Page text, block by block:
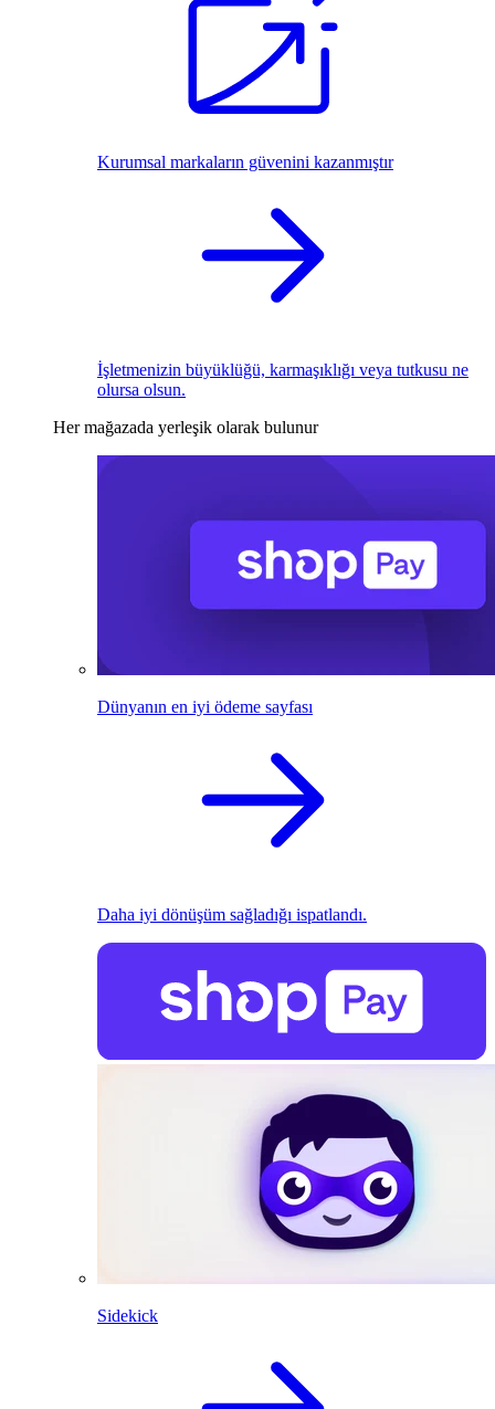
Kurumsal markaların güvenini kazanmıştır
İşletmenizin büyüklüğü, karmaşıklığı veya tutkusu ne
olursa olsun.
Her mağazada yerleşik olarak bulunur
Dünyanın en iyi ödeme sayfası
Daha iyi dönüşüm sağladığı ispatlandı.
Sidekick